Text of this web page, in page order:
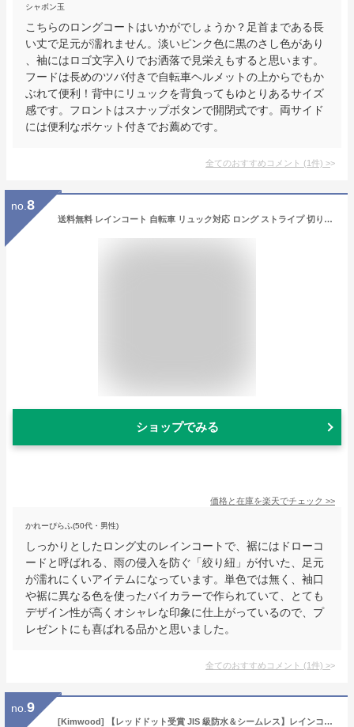
シャボン玉
こちらのロングコートはいかがでしょうか？足首まである長
い丈で足元が濡れません。淡いピンク色に黒のさし色があり
、袖にはロゴ文字入りでお洒落で見栄えもすると思います。
フードは長めのツバ付きで自転車ヘルメットの上からでもか
ぶれて便利！背中にリュックを背負ってもゆとりあるサイズ
感です。フロントはスナップボタンで開閉式です。両サイド
には便利なポケット付きでお薦めです。
全てのおすすめコメント (1件) >
no. 8
送料無料 レインコート 自転車 リュック対応 ロング ストライプ 切り替え 袖口ゴム 裾にドローコード クリアツバ付き スタンドカラー 軽量 長め 梅雨対策 通勤 通学 おしゃれ 新生活
ショップでみる
価格と在庫を楽天でチェック >>
かれーぴらふ(50代・男性)
しっかりとしたロング丈のレインコートで、裾にはドローコ
ードと呼ばれる、雨の侵入を防ぐ「絞り紐」が付いた、足元
が濡れにくいアイテムになっています。単色では無く、袖口
や裾に異なる色を使ったバイカラーで作られていて、とても
デザイン性が高くオシャレな印象に仕上がっているので、プ
レゼントにも喜ばれる品かと思いました。
全てのおすすめコメント (1件) >
no. 9
[Kimwood] 【レッドドット受賞 JIS 級防水＆シームレス】レインコート 自転車 5級撥水【激雨対応！強力防水構造】レインコート レディース メンズ リュック対応 超軽量 カッパ ポンチョ ポケット付き ロング丈 通勤通学 防災 アウトドア フェス (ベージュ, M)